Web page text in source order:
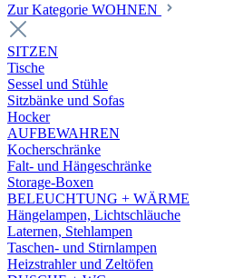
Zur Kategorie WOHNEN
SITZEN
Tische
Sessel und Stühle
Sitzbänke und Sofas
Hocker
AUFBEWAHREN
Kocherschränke
Falt- und Hängeschränke
Storage-Boxen
BELEUCHTUNG + WÄRME
Hängelampen, Lichtschläuche
Laternen, Stehlampen
Taschen- und Stirnlampen
Heizstrahler und Zeltöfen